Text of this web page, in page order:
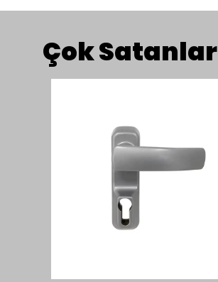
Çok Satanlar